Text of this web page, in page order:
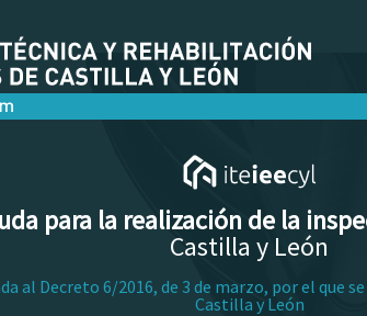
para la realización de la
Castilla y León
al Decreto 6/2016, de 3 de marzo, por el que
Castilla y León